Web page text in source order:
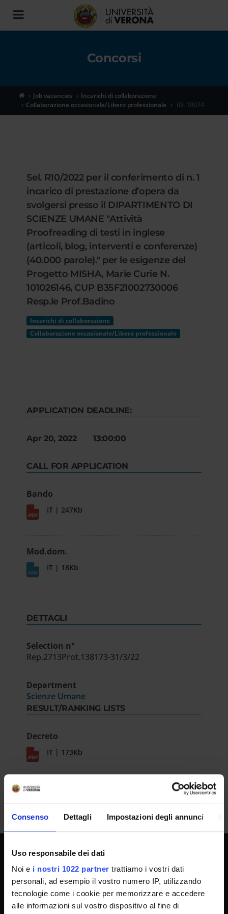
Consenso Dettagli Impostazioni degli annunci
Uso responsabile dei dati
Noi e i nostri 1022 partner trattiamo i vostri dati
personali, ad esempio il vostro numero IP, utilizzando
tecnologie come i cookie per memorizzare e accedere
alle informazioni sul vostro dispositivo al fine di
Toggle
navigation
Concorsi
Job vacancies
Incarichi di collaborazione
Collaborazione occasionale/Libero professionale
ID. 10074
Sel. R10/2022 per il conferimento di n. 1
incarico di prestazione d’opera da
svolgersi presso il DIPARTIMENTO DI
SCIENZE UMANE "Attività
Proofreading di testi in inglese
(articoli, blog, interventi e conferenze)
(40.000 parole)." per le esigenze del
Progetto MISHA, Marie Curie N.
101026146, CUP B35F21002730006
Resp.le Prof.Badino
Incarichi di collaborazione
Collaborazione occasionale/Libero professionale
APPLICATION DEADLINE:
Apr 20, 2022 13:00:00
CALL FOR APPLICATION
Bando
IT | 247Kb
Mod.dom.
IT | 18Kb
DETTAGLI
Selection n°
Rep.2713Prot.138173-31/3/22
Department
Scienze Umane
RESULT/RANKING LISTS
Decreto
IT | 173Kb
UNIVERSITY SERVICES
Transparency